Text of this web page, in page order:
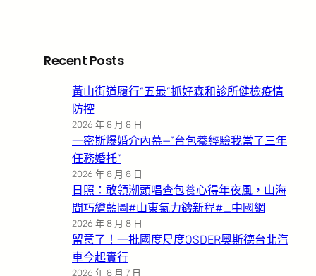
Recent Posts
黃山街道履行“五最”抓好森和診所健檢疫情
防控
2026 年 8 月 8 日
一密斯爆婚介內幕—”台包養經驗我當了三年
任務婚托”
2026 年 8 月 8 日
日照：敢領潮頭唱查包養心得年夜風，山海
間巧繪藍圖#山東氣力鑄新程#_中國網
2026 年 8 月 8 日
留意了！一批國度尺度OSDER奧斯德台北汽
車今起實行
2026 年 8 月 7 日